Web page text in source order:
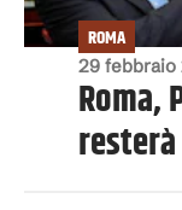
29 febbraio
ROMA